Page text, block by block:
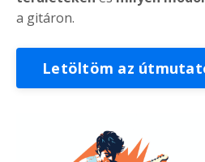
a gitáron.
Letöltöm az